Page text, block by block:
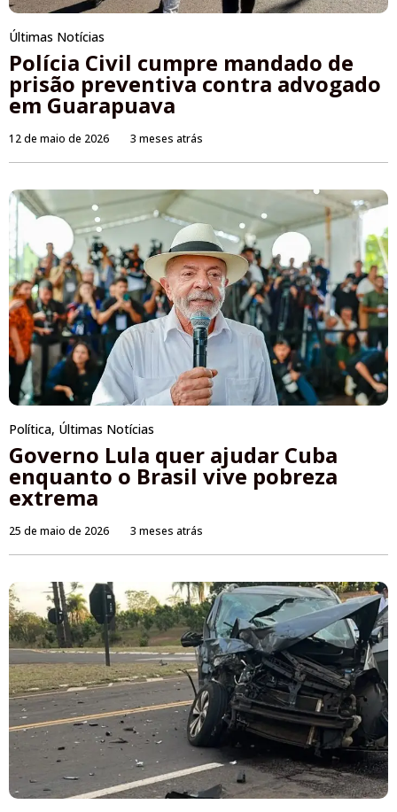
Últimas Notícias
Polícia Civil cumpre mandado de
prisão preventiva contra advogado
em Guarapuava
12 de maio de 2026 3 meses atrás
Política, Últimas Notícias
Governo Lula quer ajudar Cuba
enquanto o Brasil vive pobreza
extrema
25 de maio de 2026 3 meses atrás